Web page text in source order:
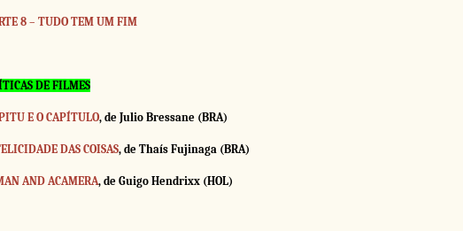
8 – TUDO TEM UM FIM
DE FILMES
E O CAPÍTULO, de Julio Bressane (BRA)
DAS COISAS, de Thaís Fujinaga (BRA)
AND ACAMERA, de Guigo Hendrixx (HOL)